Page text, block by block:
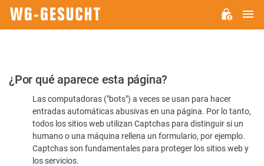
Por
favor,
confirme
humano
¿Por qué aparece esta página?
Las computadoras ("bots") a veces se usan para hacer
entradas automáticas abusivas en una página. Por lo tanto,
todos los sitios web utilizan Captchas para distinguir si un
humano o una máquina rellena un formulario, por ejemplo.
Captchas son fundamentales para proteger los sitios web y
los servicios.